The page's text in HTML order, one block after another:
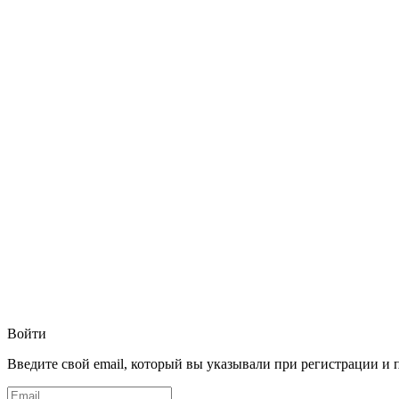
Войти
Введите свой email, который вы указывали при регистрации и